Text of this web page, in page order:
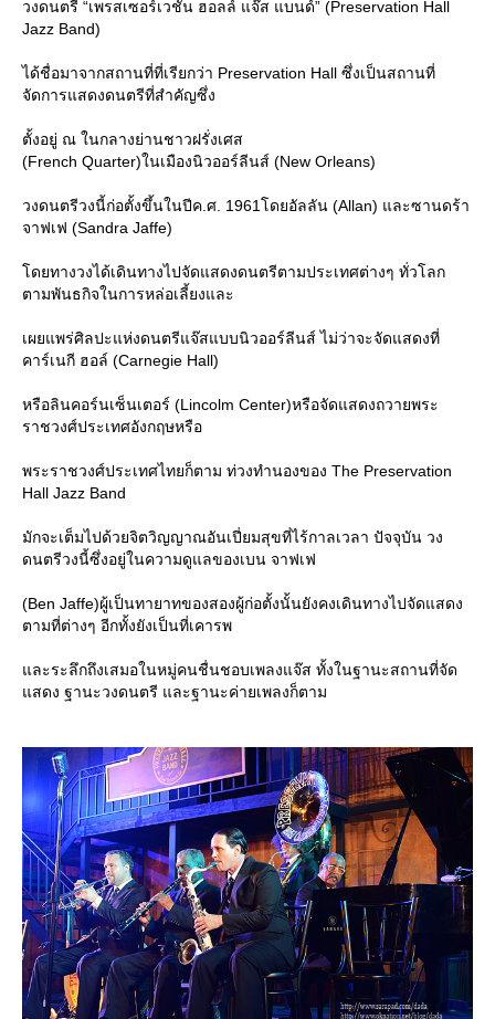
วงดนตรี “เพรสเซอร์เวชั่น ฮอลล์ แจ๊ส แบนด์” (Preservation Hall
Jazz Band)
ได้ชื่อมาจากสถานที่ที่เรียกว่า Preservation Hall ซึ่งเป็นสถานที่
จัดการแสดงดนตรีที่สำคัญซึ่ง
ตั้งอยู่ ณ ในกลางย่านชาวฝรั่งเศส
(French Quarter)ในเมืองนิวออร์ลีนส์ (New Orleans)
วงดนตรีวงนี้ก่อตั้งขึ้นในปีค.ศ. 1961โดยอัลลัน (Allan) และซานดร้า
จาฟเฟ (Sandra Jaffe)
ดยทางวงได้เดินทางไปจัดแสดงดนตรีตามประเทศต่างๆ ทั่วโลก
ตามพันธกิจในการหล่อเลี้ยงและ
เผยแพร่ศิลปะแห่งดนตรีแจ๊สแบบนิวออร์ลีนส์ ไม่ว่าจะจัดแสดงที่
คาร์เนกี ฮอล์ (Carnegie Hall)
หรือลินคอร์นเซ็นเตอร์ (Lincolm Center)หรือจัดแสดงถวายพระ
ราชวงศ์ประเทศอังกฤษหรือ
พระราชวงศ์ประเทศไทยก็ตาม ท่วงทำนองของ The Preservation
Hall Jazz Band
มักจะเต็มไปด้วยจิตวิญญาณอันเปี่ยมสุขที่ไร้กาลเวลา ปัจจุบัน วง
ดนตรีวงนี้ซึ่งอยู่ในความดูแลของเบน จาฟเฟ
(Ben Jaffe)ผู้เป็นทายาทของสองผู้ก่อตั้งนั้นยังคงเดินทางไปจัดแสดง
ตามที่ต่างๆ อีกทั้งยังเป็นที่เคารพ
ละระลึกถึงเสมอในหมู่คนชื่นชอบเพลงแจ๊ส ทั้งในฐานะสถานที่จัด
สดง ฐานะวงดนตรี และฐานะค่ายเพลงก็ตาม